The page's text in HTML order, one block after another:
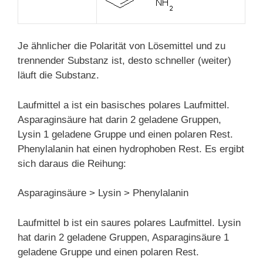
Je ähnlicher die Polarität von Lösemittel und zu
trennender Substanz ist, desto schneller (weiter)
läuft die Substanz.
Laufmittel a ist ein basisches polares Laufmittel.
Asparaginsäure hat darin 2 geladene Gruppen,
Lysin 1 geladene Gruppe und einen polaren Rest.
Phenylalanin hat einen hydrophoben Rest. Es ergibt
sich daraus die Reihung:
Asparaginsäure > Lysin > Phenylalanin
Laufmittel b ist ein saures polares Laufmittel. Lysin
hat darin 2 geladene Gruppen, Asparaginsäure 1
geladene Gruppe und einen polaren Rest.